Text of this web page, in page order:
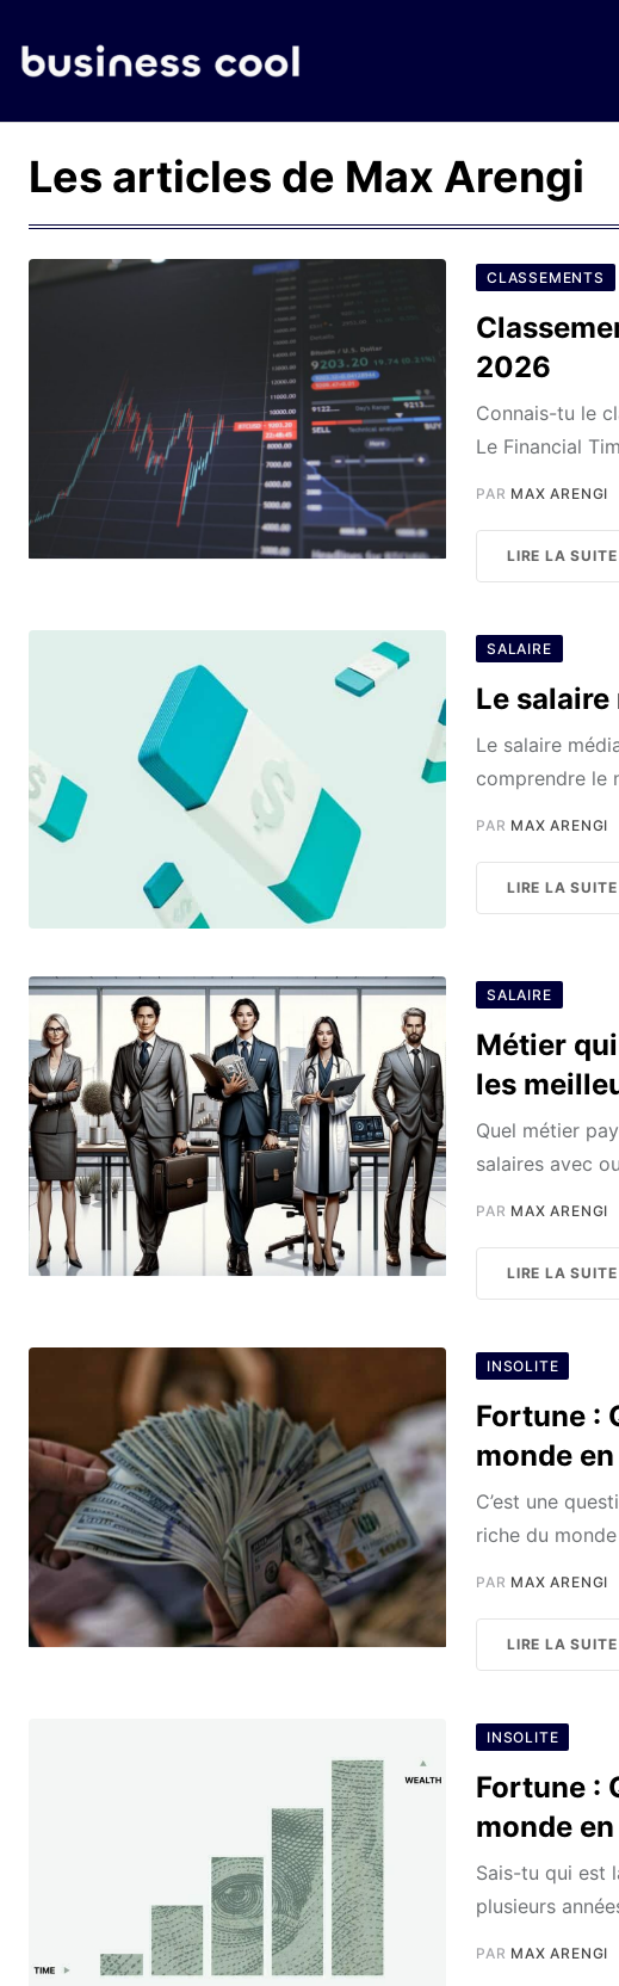
Les articles de Max Arengi
CLASSEMENTS
2026
Connais-tu le
Le Financial
PAR MAX ARENGI
LIRE LA SUITE
SALAIRE
Le
Le salaire
comprendre le
PAR MAX ARENGI
LIRE LA SUITE
SALAIRE
Métier
les
Quel métier
salaires avec
PAR MAX ARENGI
LIRE LA SUITE
INSOLITE
Fortune :
monde
C’est une
riche du
PAR MAX ARENGI
LIRE LA SUITE
INSOLITE
Fortune :
monde
Sais-tu qui est
plusieurs
PAR MAX ARENGI